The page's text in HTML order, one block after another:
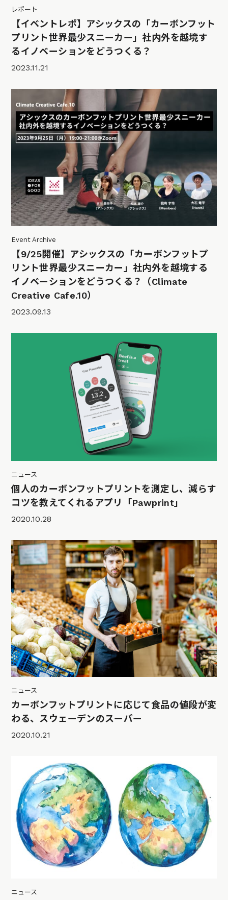
レポート
【イベントレポ】アシックスの「カーボンフット
プリント世界最少スニーカー」社内外を越境す
るイノベーションをどうつくる？
2023.11.21
Event Archive
【9/25開催】アシックスの「カーボンフットプ
リント世界最少スニーカー」社内外を越境する
イノベーションをどうつくる？（Climate
Creative Cafe.10）
2023.09.13
ニュース
個人のカーボンフットプリントを測定し、減らす
コツを教えてくれるアプリ「Pawprint」
2020.10.28
ニュース
カーボンフットプリントに応じて食品の値段が変
わる、スウェーデンのスーパー
2020.10.21
ニュース